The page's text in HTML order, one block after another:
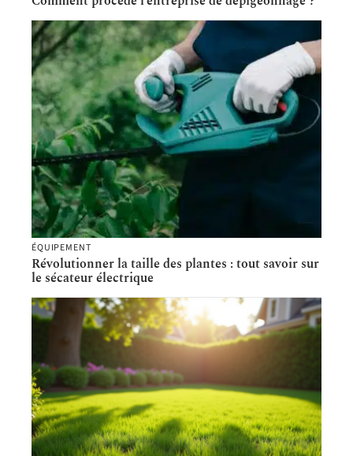
ÉQUIPEMENT
Révolutionner la taille des plantes : tout savoir sur
le sécateur électrique